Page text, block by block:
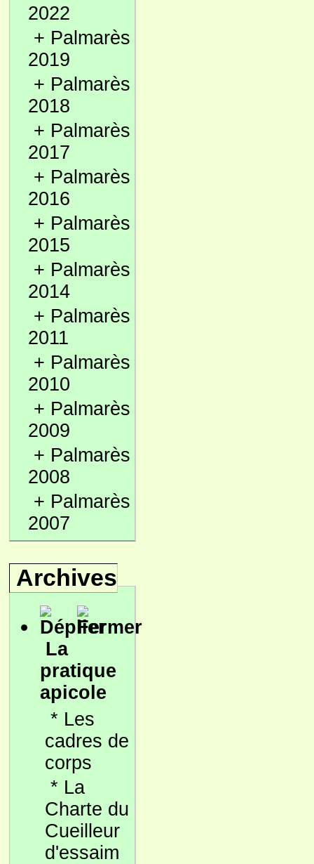
2022
+ Palmarès
2019
+ Palmarès
2018
+ Palmarès
2017
+ Palmarès
2016
+ Palmarès
2015
+ Palmarès
2014
+ Palmarès
2011
+ Palmarès
2010
+ Palmarès
2009
+ Palmarès
2008
+ Palmarès
2007
Archives
La
pratique
apicole
* Les
cadres de
corps
* La
Charte du
Cueilleur
d'essaim